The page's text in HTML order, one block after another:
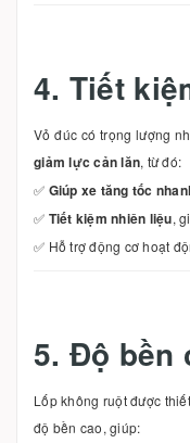
4. Tiết
Vỏ đúc có trọng lượng
giảm lực cản lăn, từ đó:
✅ Giúp xe tăng tốc
✅ Tiết kiệm nhiên liệu,
✅ Hỗ trợ động cơ hoạt
5. Độ bền
Lốp không ruột được
độ bền cao, giúp: